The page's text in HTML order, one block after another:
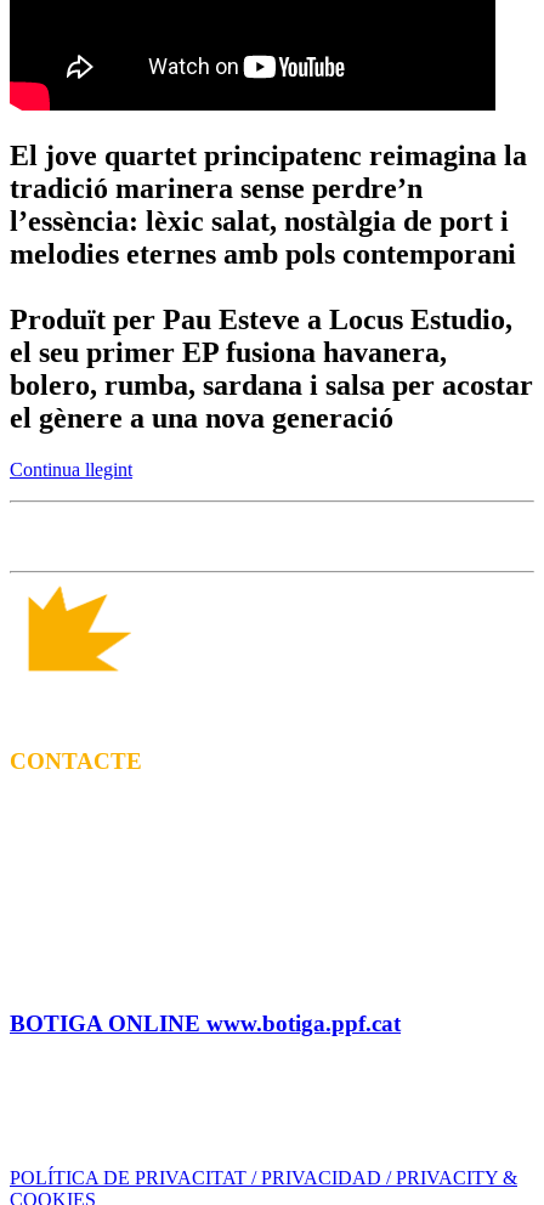
El jove quartet principatenc reimagina la
tradició marinera sense perdre’n
l’essència: lèxic salat, nostàlgia de port i
melodies eternes amb pols contemporani
Produït per Pau Esteve a Locus Estudio,
el seu primer EP fusiona havanera,
bolero, rumba, sardana i salsa per acostar
el gènere a una nova generació
Continua llegint
CONTACTE
BOTIGA ONLINE www.botiga.ppf.cat
POLÍTICA DE PRIVACITAT / PRIVACIDAD / PRIVACITY &
COOKIES